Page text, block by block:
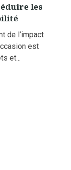
les
de l’impact
est
et...